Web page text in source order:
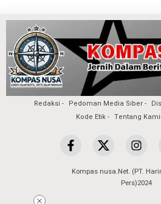
Redaksi Pedoman Media Siber
Kode Etik
Tentang
Kompas nusa.Net. (PT.
Pers)2024